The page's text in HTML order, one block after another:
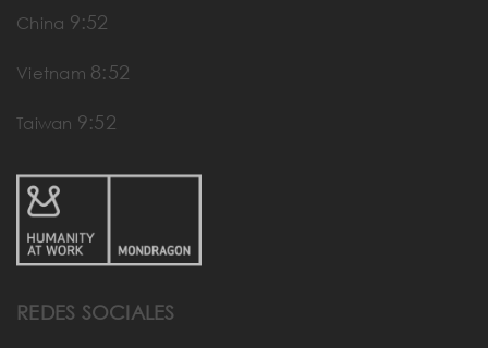
China 9:52
Vietnam 8:52
Taiwan 9:52
REDES SOCIALES